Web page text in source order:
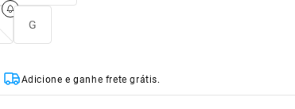
G
Adicione e ganhe frete grátis.